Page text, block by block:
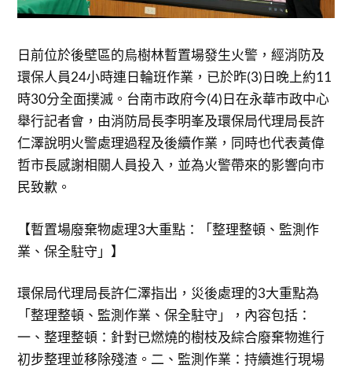
日前位於後壁區的烏樹林暫置場發生火警，經消防及
環保人員24小時連日輪班作業，已於昨(3)日晚上約11
時30分全面撲滅。台南市政府今(4)日在永華市政中心
舉行記者會，由消防局長李明峯及環保局代理局長許
仁澤說明火警處理過程及後續作業，同時也代表黃偉
哲市長感謝相關人員投入，並為火警帶來的影響向市
民致歉。
【暫置場廢棄物處理3大重點：「整理整頓、監測作
業、保全駐守」】
環保局代理局長許仁澤指出，災後處理的3大重點為
「整理整頓、監測作業、保全駐守」，內容包括：
一、整理整頓：針對已燃燒的樹枝及綜合廢棄物進行
初步整理並移除殘渣。二、監測作業：持續進行現場